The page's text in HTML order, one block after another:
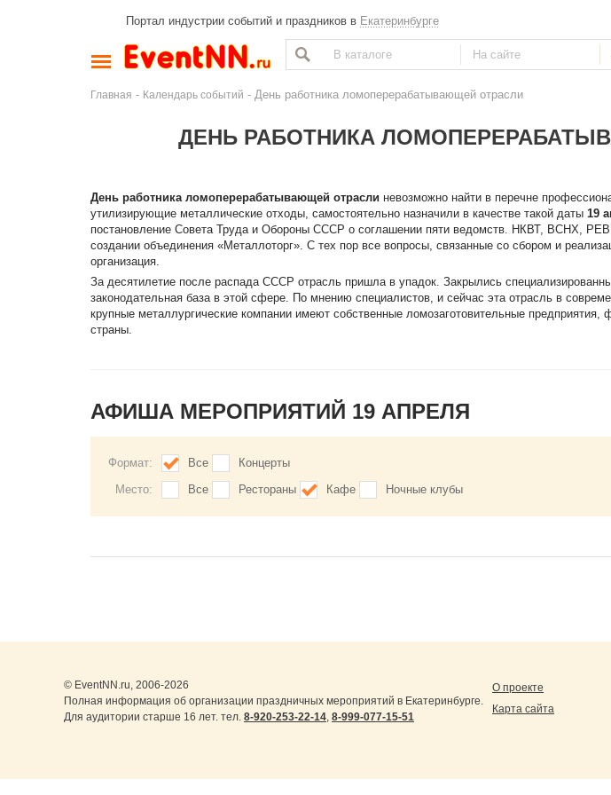
Портал индустрии событий и праздников в Екатеринбурге
Главная - Календарь событий - День работника ломоперерабатывающей отрасли
ДЕНЬ РАБОТНИКА
День работника ломоперерабатывающей отрасли невозможно найти в перечне
утилизирующие металлические отходы, самостоятельно назначили в качестве такой даты 19
постановление Совета Труда и Обороны СССР о соглашении пяти ведомств. НКВТ, ВСНХ,
создании объединения «Металлоторг». С тех пор все вопросы, связанные со сбором и
организация.
За десятилетие после распада СССР отрасль пришла в упадок. Закрылись
законодательная база в этой сфере. По мнению специалистов, и сейчас эта отрасль в
крупные металлургические компании имеют собственные ломозаготовительные
страны.
АФИША МЕРОПРИЯТИЙ 19 АПРЕЛЯ
Формат: Все
Концерты
Место:
Все Рестораны Кафе Ночные клубы
© EventNN.ru, 2006-2026
Полная информация об организации праздничных мероприятий в Екатеринбурге.
Для аудитории старше 16 лет. тел. 8-920-253-22-14, 8-999-077-15-51
О проекте
Карта сайта